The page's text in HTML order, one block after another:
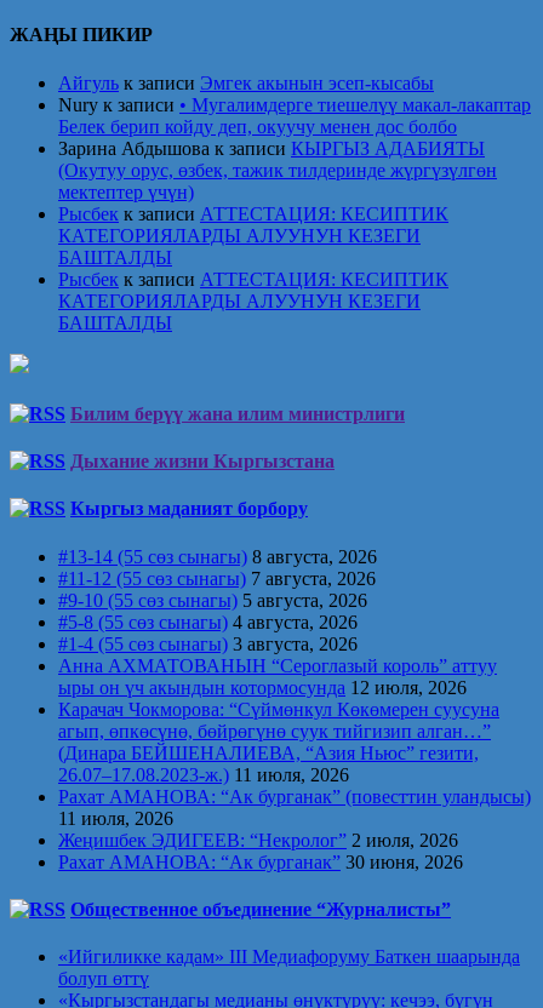
ЖАҢЫ ПИКИР
Айгуль к записи Эмгек акынын эсеп-кысабы
Nury к записи • Мугалимдерге тиешелүү макал-лакаптар
Белек берип койду деп, окуучу менен дос болбо
Зарина Абдышова к записи КЫРГЫЗ АДАБИЯТЫ
(Окутуу орус, өзбек, тажик тилдеринде жүргүзүлгөн
мектептер үчүн)
Рысбек к записи АТТЕСТАЦИЯ: КЕСИПТИК
КАТЕГОРИЯЛАРДЫ АЛУУНУН КЕЗЕГИ
БАШТАЛДЫ
Рысбек к записи АТТЕСТАЦИЯ: КЕСИПТИК
КАТЕГОРИЯЛАРДЫ АЛУУНУН КЕЗЕГИ
БАШТАЛДЫ
Билим берүү жана илим министрлиги
Дыхание жизни Кыргызстана
Кыргыз маданият борбору
#13-14 (55 сөз сынагы) 8 августа, 2026
#11-12 (55 сөз сынагы) 7 августа, 2026
#9-10 (55 сөз сынагы) 5 августа, 2026
#5-8 (55 сөз сынагы) 4 августа, 2026
#1-4 (55 сөз сынагы) 3 августа, 2026
Анна АХМАТОВАНЫН “Сероглазый король” аттуу
ыры он үч акындын котормосунда 12 июля, 2026
Карачач Чокморова: “Сүймөнкул Көкөмерен суусуна
агып, өпкөсүнө, бөйрөгүнө суук тийгизип алган…”
(Динара БЕЙШЕНАЛИЕВА, “Азия Ньюс” гезити,
26.07–17.08.2023-ж.) 11 июля, 2026
Рахат АМАНОВА: “Ак бурганак” (повесттин уландысы)
11 июля, 2026
Жеңишбек ЭДИГЕЕВ: “Некролог” 2 июля, 2026
Рахат АМАНОВА: “Ак бурганак” 30 июня, 2026
Общественное объединение “Журналисты”
«Ийгиликке кадам» III Медиафоруму Баткен шаарында
болуп өттү
«Кыргызстандагы медианы өнүктүрүү: кечээ, бүгүн